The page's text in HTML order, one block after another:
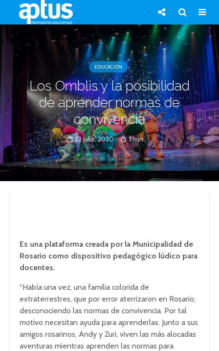
EDUCACIÓN
Los Omblis y la posibilidad
de aprender normas de
convivencia
22 julio, 2020 1 min.
Es una plataforma creada por la Municipalidad de
Rosario como dispositivo pedagógico lúdico para
docentes.
“Había una vez, una familia colorida de
extraterrestres, que por error aterrizaron en Rosario;
desconociendo las normas de convivencia. Por tal
motivo necesitan ayuda para aprenderlas. Junto a sus
amigos rosarinos, Andy y Zuri, viven las más alocadas
aventuras mientras aprenden las normas para